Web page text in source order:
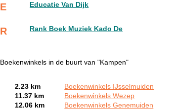
E Educatie Van Dijk
R Rank Boek Muziek Kado De
Boekenwinkels in de buurt van "Kampen"
2.23 km
Boekenwinkels IJsselmuiden
11.37 km
Boekenwinkels Wezep
12.06 km
Boekenwinkels Genemuiden